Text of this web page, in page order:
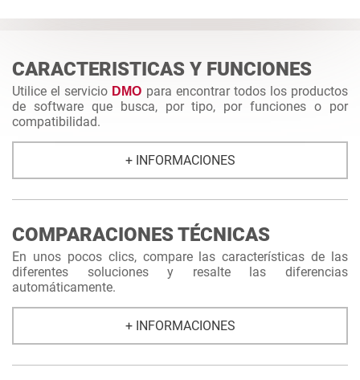
CARACTERISTICAS Y FUNCIONES
Utilice el servicio DMO para encontrar todos los productos
de software que busca, por tipo, por funciones o por
compatibilidad.
+ INFORMACIONES
COMPARACIONES TÉCNICAS
En unos pocos clics, compare las características de las
diferentes soluciones y resalte las diferencias
automáticamente.
+ INFORMACIONES